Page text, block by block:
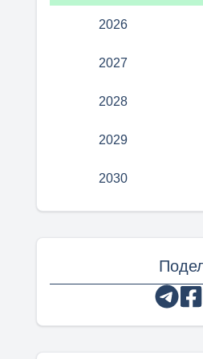
2026
2027
2028
2029
2030